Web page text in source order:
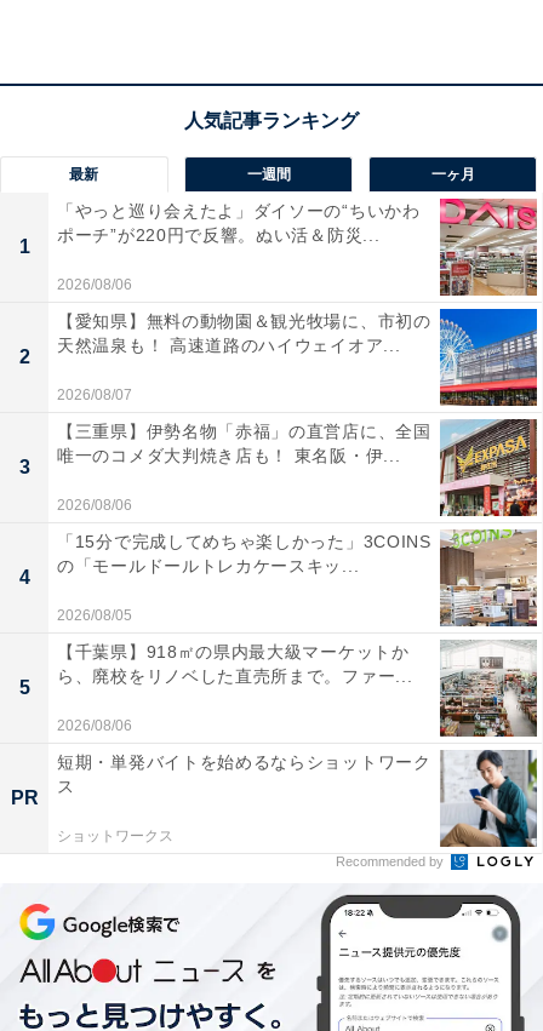
られる「龍澤山 善寳寺（ぜんぽうじ）」があり、曹洞宗
三大祈祷所の1つとして漁業・海運関係者をはじめ多く
の参拝客やパワースポット巡りの人々が訪れます。
「海岸沿いの雰囲気が最高」
これまでにAll About ニュース編集部が実施したアンケー
ト調査では、下記のような評価が寄せられています。
「すごく景色が綺麗で快適」（50代女性／兵庫県）
「街歩きも楽しそう」（30代男性／東京都）
最新 一週間 一ヶ月
1
「やっと巡り会えたよ」ダイソーの“ちいかわ
ポーチ”が220円で反響。ぬい活＆防災...
2026/08/06
2
【愛知県】無料の動物園＆観光牧場に、市初の
天然温泉も！ 高速道路のハイウェイオア...
2026/08/07
3
【三重県】伊勢名物「赤福」の直営店に、全国
唯一のコメダ大判焼き店も！ 東名阪・伊...
2026/08/06
4
「15分で完成してめちゃ楽しかった」3COINS
の「モールドールトレカケースキッ...
2026/08/05
5
【千葉県】918㎡の県内最大級マーケットか
ら、廃校をリノベした直売所まで。ファー...
2026/08/06
PR
短期・単発バイトを始めるならショットワーク
ス
ショットワークス
Recommended by